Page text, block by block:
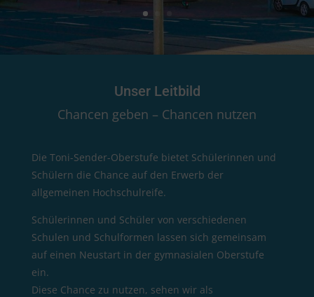
Unser Leitbild
Chancen geben – Chancen nutzen
Die Toni-Sender-Oberstufe bietet Schülerinnen und
Schülern die Chance auf den Erwerb der
allgemeinen Hochschulreife.
Schülerinnen und Schüler von verschiedenen
Schulen und Schulformen lassen sich gemeinsam
auf einen Neustart in der gymnasialen Oberstufe
ein.
Diese Chance zu nutzen, sehen wir als